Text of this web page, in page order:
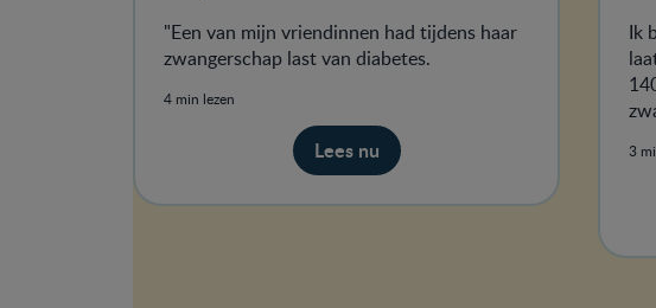
"Een van mijn vriendinnen had tijdens haar
zwangerschap last van diabetes.
4 min lezen
Lees nu
Ik
3